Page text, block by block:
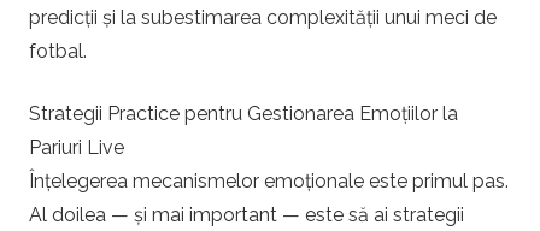
predicții și la subestimarea complexității unui meci de
fotbal.
Strategii Practice pentru Gestionarea Emoțiilor la
Pariuri Live
Înțelegerea mecanismelor emoționale este primul pas.
Al doilea — și mai important — este să ai strategii